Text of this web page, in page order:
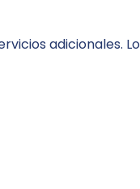
adicionales.